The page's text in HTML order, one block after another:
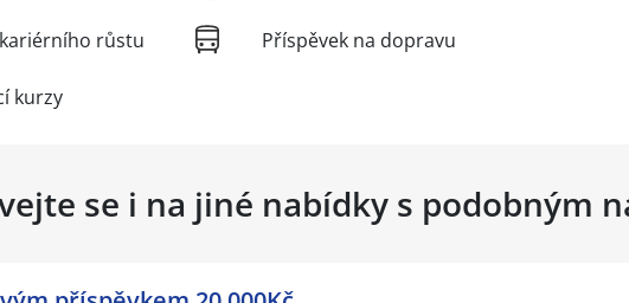
růstu
kurzy
Příspěvek na dopravu
se i na jiné nabídky s podobným